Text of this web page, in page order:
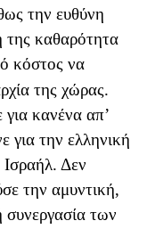
την ευθύνη
της καθαρότητα
κόστος να
της χώρας.
κανένα απ’
για την ελληνική
Δεν
την αμυντική,
συνεργασία των